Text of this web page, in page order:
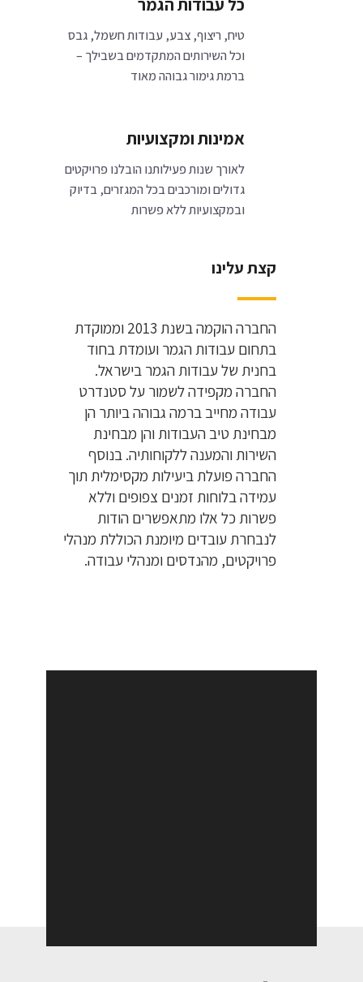
כל עבודות הגמר
טיח, ריצוף, צבע, עבודות חשמל, גבס
וכל השירותים המתקדמים בשבילך –
ברמת גימור גבוהה מאוד
אמינות ומקצועיות
לאורך שנות פעילותנו הובלנו פרויקטים
גדולים ומורכבים בכל המגזרים, בדיוק
ובמקצועיות ללא פשרות
קצת עלינו
החברה הוקמה בשנת 2013 וממוקדת
בתחום עבודות הגמר ועומדת בחוד
בחנית של עבודות הגמר בישראל.
החברה מקפידה לשמור על סטנדרט
עבודה מחייב ברמה גבוהה ביותר הן
מבחינת טיב העבודות והן מבחינת
השירות והמענה ללקוחותיה. בנוסף
החברה פועלת ביעילות מקסימלית תוך
עמידה בלוחות זמנים צפופים וללא
פשרות כל אלו מתאפשרים הודות
לנבחרת עובדים מיומנת הכוללת מנהלי
פרויקטים, מהנדסים ומנהלי עבודה.